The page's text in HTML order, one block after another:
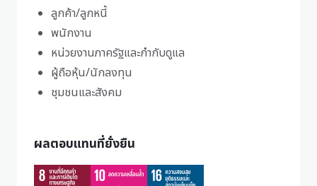
ลูกค้า/ลูกหนี้
พนักงาน
หน่วยงานภาครัฐและกำกับดูแล
ผู้ถือหุ้น/นักลงทุน
ชุมชนและสังคม
ผลตอบแทนที่ยั่งยืน